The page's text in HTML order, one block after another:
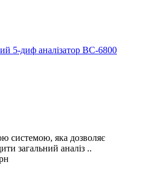
5-диф аналізатор BC-6800
системою, яка дозволяє
загальний аналіз ..